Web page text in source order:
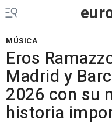
MÚSICA
Eros
Madrid y
2026 con su
historia